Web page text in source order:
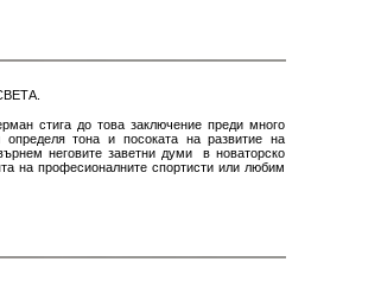
стига до това заключение преди много
тона и посоката на развитие на
неговите заветни думи в новаторско
на професионалните спортисти или любим